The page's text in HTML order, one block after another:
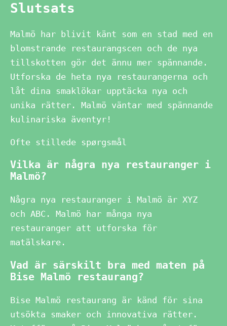
Slutsats
Malmö har blivit känt som en stad med en
blomstrande restaurangscen och de nya
tillskotten gör det ännu mer spännande.
Utforska de heta nya restaurangerna och
låt dina smaklökar upptäcka nya och
unika rätter. Malmö väntar med spännande
kulinariska äventyr!
Ofte stillede spørgsmål
Vilka är några nya restauranger i
Malmö?
Några nya restauranger i Malmö är XYZ
och ABC. Malmö har många nya
restauranger att utforska för
matälskare.
Vad är särskilt bra med maten på
Bise Malmö restaurang?
Bise Malmö restaurang är känd för sina
utsökta smaker och innovativa rätter.